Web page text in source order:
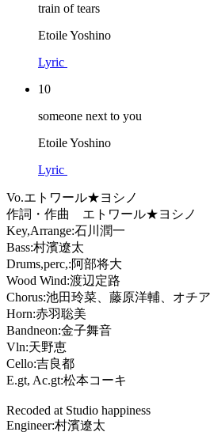
train of tears
Etoile Yoshino
Lyric
10
someone next to you
Etoile Yoshino
Lyric
Vo.エトワール★ヨシノ
作詞・作曲 エトワール★ヨシノ
Key,Arrange:石川潤一
Bass:村濱遼太
Drums,perc,:阿部将大
Wood Wind:渡辺定路
Chorus:池田玲菜、藤原洋輔、オチ
Horn:赤羽聡美
Bandneon:金子舞音
Vln:天野恵
Cello:吉良都
E.gt, Ac.gt:松本コーキ
Recoded at Studio happiness
Engineer:村濱遼太